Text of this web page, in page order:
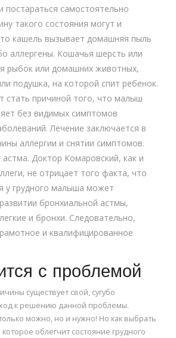
постараться самостоятельно
такого состояния могут и
кашель вызывает домашняя пыль
аллергены. Кошачья шерсть или
рыбок или домашних животных,
подушка, на которой спит ребенок.
стать причиной того, что малыш
без видимых симптомов
Лечение заключается в
аллергии и снятии симптомов.
астма. Доктор Комаровский, как и
не отрицает того факта, что
у грудного малыша может
бронхиальной астмы,
и бронхи. Следовательно,
и квалифицированное
с проблемой
существует свой, сугубо
к решению данной проблемы.
можно, но и нужно! Но как выбрать
облегчит состояние грудного